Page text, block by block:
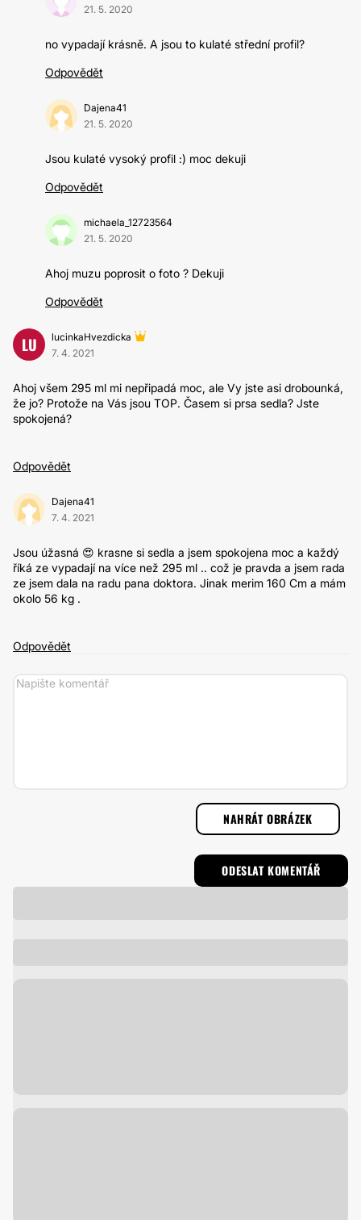
21. 5. 2020
no vypadají krásně. A jsou to kulaté střední profil?
Odpovědět
Dajena41
21. 5. 2020
Jsou kulaté vysoký profil :) moc dekuji
Odpovědět
michaela_12723564
21. 5. 2020
Ahoj muzu poprosit o foto ? Dekuji
Odpovědět
LU
lucinkaHvezdicka
7. 4. 2021
Ahoj všem 295 ml mi nepřipadá moc, ale Vy jste asi drobounká,
že jo? Protože na Vás jsou TOP. Časem si prsa sedla? Jste
spokojená?
Odpovědět
Dajena41
7. 4. 2021
Jsou úžasná 😍 krasne si sedla a jsem spokojena moc a každý
říká ze vypadají na více než 295 ml .. což je pravda a jsem rada
ze jsem dala na radu pana doktora. Jinak merim 160 Cm a mám
okolo 56 kg .
Odpovědět
NAHRÁT OBRÁZEK